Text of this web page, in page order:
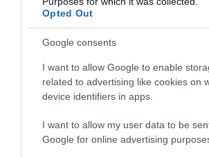
Opted Out
Google consents
I want to allow Google to enable
related to advertising like cookies on
device identifiers in apps.
I want to allow my user data to be
Google for online advertising
Napomena: Tvrdnja da ovaj trik garantuje da
nijednu muhu” nije naučno potvrđena. Limun
ali njihov učinak može varirati.